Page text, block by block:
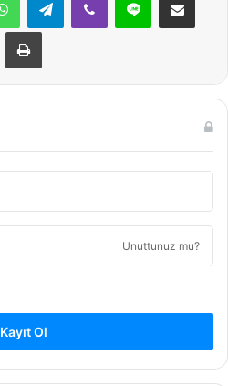
Yazdır
Unuttunuz mu?
Kayıt Ol